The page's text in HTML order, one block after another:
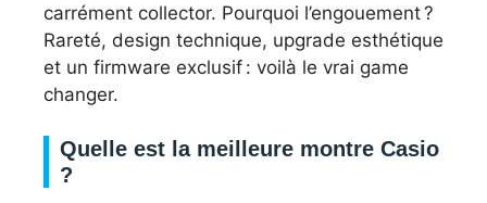
carrément collector. Pourquoi l’engouement ?
Rareté, design technique, upgrade esthétique
et un firmware exclusif : voilà le vrai game
changer.
Quelle est la meilleure montre Casio
?